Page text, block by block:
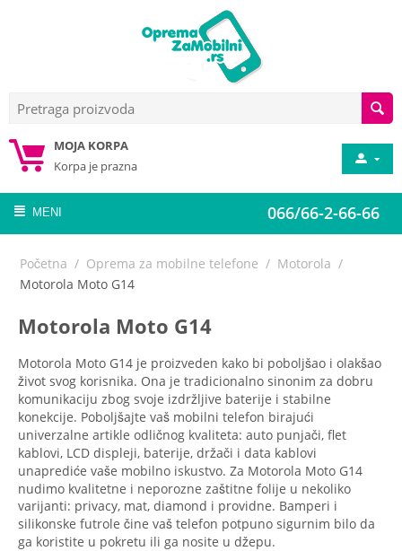
MOJA KORPA
Korpa je prazna
066/66-2-66-66
MENI
Početna / Oprema za mobilne telefone / Motorola /
Motorola Moto G14
Motorola Moto G14
Motorola Moto G14 je proizveden kako bi poboljšao i olakšao
život svog korisnika. Ona je tradicionalno sinonim za dobru
komunikaciju zbog svoje izdržljive baterije i stabilne
konekcije. Poboljšajte vaš mobilni telefon birajući
univerzalne artikle odličnog kvaliteta: auto punjači, flet
kablovi, LCD displeji, baterije, držači i data kablovi
unaprediće vaše mobilno iskustvo. Za Motorola Moto G14
nudimo kvalitetne i neporozne zaštitne folije u nekoliko
varijanti: privacy, mat, diamond i providne. Bamperi i
silikonske futrole čine vaš telefon potpuno sigurnim bilo da
ga koristite u pokretu ili ga nosite u džepu.